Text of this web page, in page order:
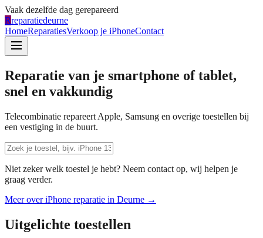
Vaak dezelfde dag gerepareerd
Rreparatiedeurne
HomeReparatiesVerkoop je iPhoneContact
Reparatie van je smartphone of tablet,
snel en vakkundig
Telecombinatie repareert Apple, Samsung en overige toestellen bij
een vestiging in de buurt.
Niet zeker welk toestel je hebt? Neem contact op, wij helpen je
graag verder.
Meer over iPhone reparatie in Deurne →
Uitgelichte toestellen